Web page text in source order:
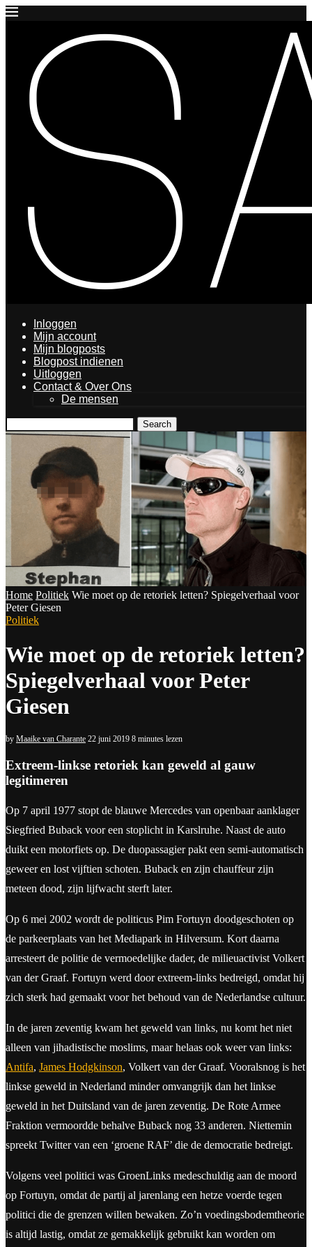
Inloggen
Mijn account
Mijn blogposts
Blogpost indienen
Uitloggen
Contact & Over Ons
De mensen
Search
Home Politiek Wie moet op de retoriek letten? Spiegelverhaal voor
Peter Giesen
Politiek
Wie moet op de retoriek letten?
Spiegelverhaal voor Peter
Giesen
by Maaike van Charante 22 juni 2019 8 minutes lezen
Extreem-linkse retoriek kan geweld al gauw
legitimeren
Op 7 april 1977 stopt de blauwe Mercedes van openbaar aanklager
Siegfried Buback voor een stoplicht in Karslruhe. Naast de auto
duikt een motorfiets op. De duopassagier pakt een semi-automatisch
geweer en lost vijftien schoten. Buback en zijn chauffeur zijn
meteen dood, zijn lijfwacht sterft later.
Op 6 mei 2002 wordt de politicus Pim Fortuyn doodgeschoten op
de parkeerplaats van het Mediapark in Hilversum. Kort daarna
arresteert de politie de vermoedelijke dader, de milieuactivist Volkert
van der Graaf. Fortuyn werd door extreem-links bedreigd, omdat hij
zich sterk had gemaakt voor het behoud van de Nederlandse cultuur.
In de jaren zeventig kwam het geweld van links, nu komt het niet
alleen van jihadistische moslims, maar helaas ook weer van links:
Antifa, James Hodgkinson, Volkert van der Graaf. Vooralsnog is het
linkse geweld in Nederland minder omvangrijk dan het linkse
geweld in het Duitsland van de jaren zeventig. De Rote Armee
Fraktion vermoordde behalve Buback nog 33 anderen. Niettemin
spreekt Twitter van een ‘groene RAF’ die de democratie bedreigt.
Volgens veel politici was GroenLinks medeschuldig aan de moord
op Fortuyn, omdat de partij al jarenlang een hetze voerde tegen
politici die de grenzen willen bewaken. Zo’n voedingsbodemtheorie
is altijd lastig, omdat ze gemakkelijk gebruikt kan worden om